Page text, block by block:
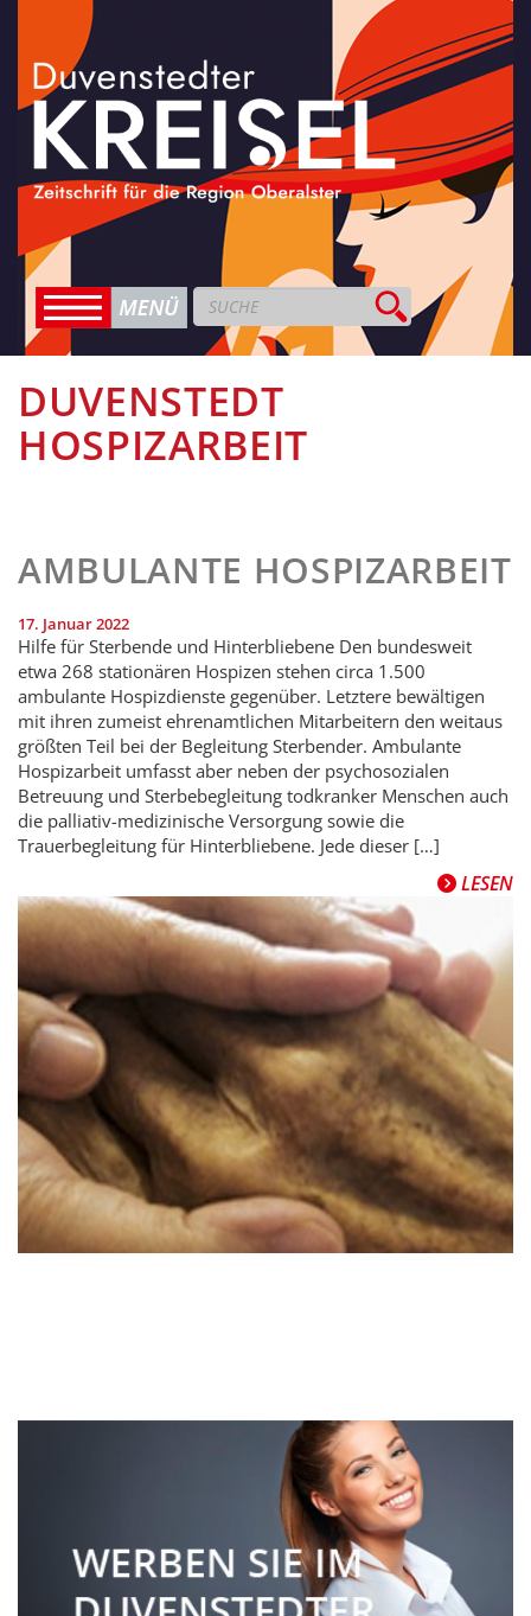
DUVENSTEDT
HOSPIZARBEIT
AMBULANTE HOSPIZARBEIT
17. Januar 2022
Hilfe für Sterbende und Hinterbliebene Den bundesweit
etwa 268 stationären Hospizen stehen circa 1.500
ambulante Hospizdienste gegenüber. Letztere bewältigen
mit ihren zumeist ehrenamtlichen Mitarbeitern den weitaus
größten Teil bei der Begleitung Sterbender. Ambulante
Hospizarbeit umfasst aber neben der psychosozialen
Betreuung und Sterbebegleitung todkranker Menschen auch
die palliativ-medizinische Versorgung sowie die
Trauerbegleitung für Hinterbliebene. Jede dieser […]
LESEN